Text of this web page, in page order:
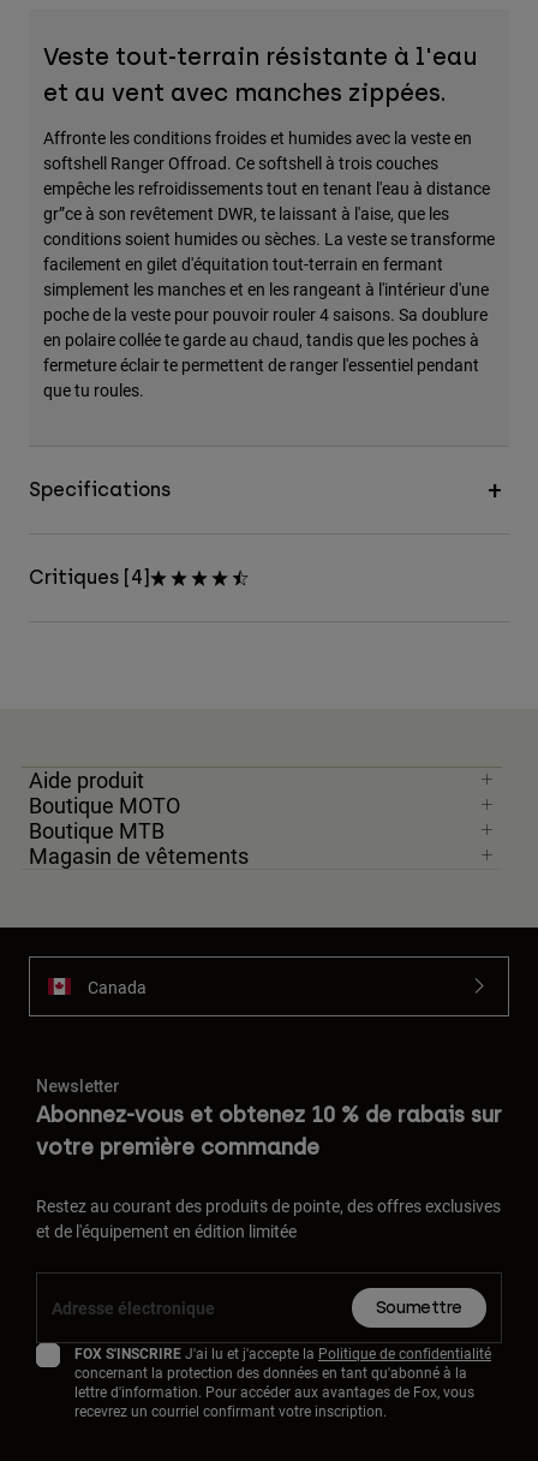
Veste tout-terrain résistante à l'eau
et au vent avec manches zippées.
Affronte les conditions froides et humides avec la veste en
softshell Ranger Offroad. Ce softshell à trois couches
empêche les refroidissements tout en tenant l'eau à distance
gr”ce à son revêtement DWR, te laissant à l'aise, que les
conditions soient humides ou sèches. La veste se transforme
facilement en gilet d'équitation tout-terrain en fermant
simplement les manches et en les rangeant à l'intérieur d'une
poche de la veste pour pouvoir rouler 4 saisons. Sa doublure
en polaire collée te garde au chaud, tandis que les poches à
fermeture éclair te permettent de ranger l'essentiel pendant
que tu roules.
Specifications
Critiques [4]
Aide produit
Boutique MOTO
Boutique MTB
Magasin de vêtements
Canada
Newsletter
Abonnez-vous et obtenez 10 % de rabais sur
votre première commande
Restez au courant des produits de pointe, des offres exclusives
et de l'équipement en édition limitée
Soumettre
FOX S'INSCRIREJ'ai lu et j'accepte la Politique de confidentialité
concernant la protection des données en tant qu'abonné à la
lettre d'information. Pour accéder aux avantages de Fox, vous
recevrez un courriel confirmant votre inscription.